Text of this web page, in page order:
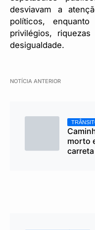
desviavam a
políticos,
privilégios,
desigualdade.
NOTÍCIA ANTERIOR
morto